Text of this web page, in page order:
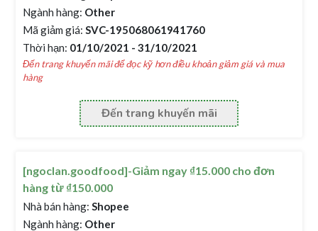
Ngành hàng: Other
Mã giảm giá: SVC-195068061941760
Thời hạn: 01/10/2021 - 31/10/2021
Đến trang khuyến mãi để đọc kỹ hơn điều khoản giảm giá và mua
hàng
Đến trang khuyến mãi
[ngoclan.goodfood]-Giảm ngay ₫15.000 cho đơn
hàng từ ₫150.000
Nhà bán hàng: Shopee
Ngành hàng: Other